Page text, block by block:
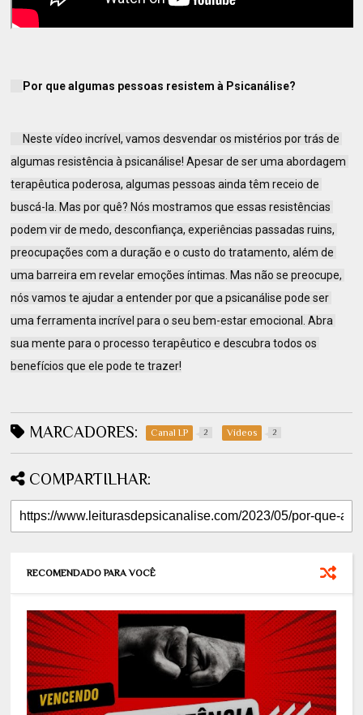
Por que algumas pessoas resistem à Psicanálise?
algumas resistência à psicanálise! Apesar de ser uma abordagem
terapêutica poderosa, algumas pessoas ainda têm receio de
buscá-la. Mas por quê? Nós mostramos que essas resistências
podem vir de medo, desconfiança, experiências passadas ruins,
preocupações com a duração e o custo do tratamento, além de
uma barreira em revelar emoções íntimas. Mas não se preocupe,
nós vamos te ajudar a entender por que a psicanálise pode ser
uma ferramenta incrível para o seu bem-estar emocional. Abra
sua mente para o processo terapêutico e descubra todos os
benefícios que ele pode te trazer!
MARCADORES: Canal LP 2 Vídeos 2
COMPARTILHAR:
RECOMENDADO PARA VOCÊ